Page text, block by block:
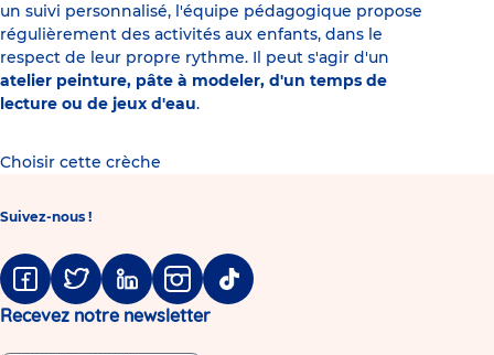
un suivi personnalisé, l'équipe pédagogique propose
régulièrement des activités aux enfants, dans le
respect de leur propre rythme. Il peut s'agir d'un
atelier peinture, pâte à modeler, d'un temps de
lecture ou de jeux d'eau.
Choisir cette crèche
Suivez-nous !
FacebookTwitter LinkedinInstagramTiktok
Recevez notre newsletter